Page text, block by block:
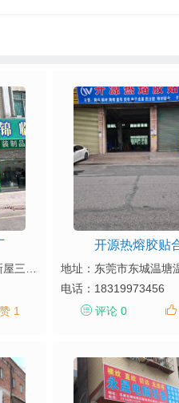
1
开源热熔胶贴
电话： 18319973456
评论 0